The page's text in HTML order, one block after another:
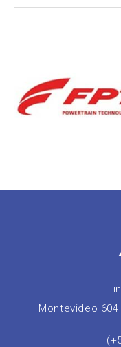
Montevideo 604